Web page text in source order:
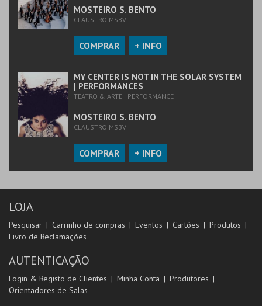
MOSTEIRO S. BENTO
CLAUSTRO MSBV
COMPRAR + INFO
MY CENTER IS NOT IN THE SOLAR SYSTEM
| PERFORMANCES
TEATRO & ARTE | PERFORMANCE
MOSTEIRO S. BENTO
CLAUSTRO MSBV
COMPRAR + INFO
LOJA
Pesquisar Carrinho de compras Eventos Cartões
Produtos
Livro de Reclamações
AUTENTICAÇÃO
Login & Registo de Clientes Minha Conta
Produtores
Orientadores de Salas